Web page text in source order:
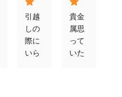
引越
しの
際に
いら
貴金
属思
って
いた